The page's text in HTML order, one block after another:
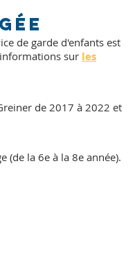
de garde d'enfants est
sur les
de 2017 à 2022 et
(de la 6e à la 8e année).